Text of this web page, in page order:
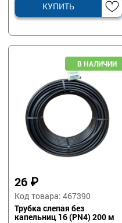
КУПИТЬ
26 ₽
Код товара: 467390
Трубка слепая без
капельниц 16 (PN4) 200 м